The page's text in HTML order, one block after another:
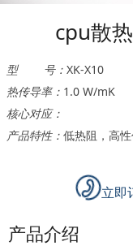
cpu散
型 号： XK-X10
热传导率： 1.0 W/mK
核心对应：
产品特性： 低热阻，高
立即
产品介绍